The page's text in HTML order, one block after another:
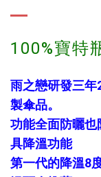
100%寶特
雨之戀研發三
製傘品。
功能全面防曬也
具降溫功能
第一代的降溫8